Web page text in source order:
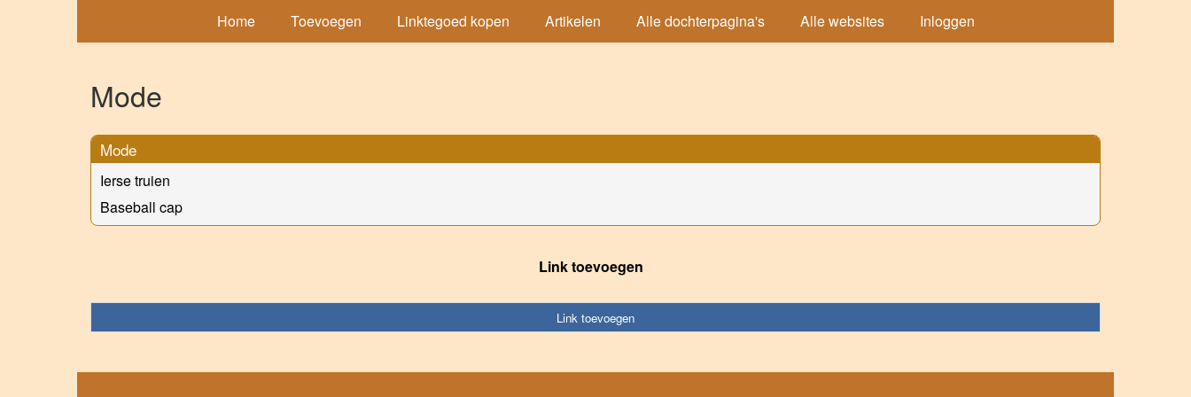
Home Toevoegen Linktegoed kopen Artikelen Alle dochterpagina's Alle websites Inloggen
Mode
Mode
Ierse truien
Baseball cap
Link toevoegen
Link toevoegen